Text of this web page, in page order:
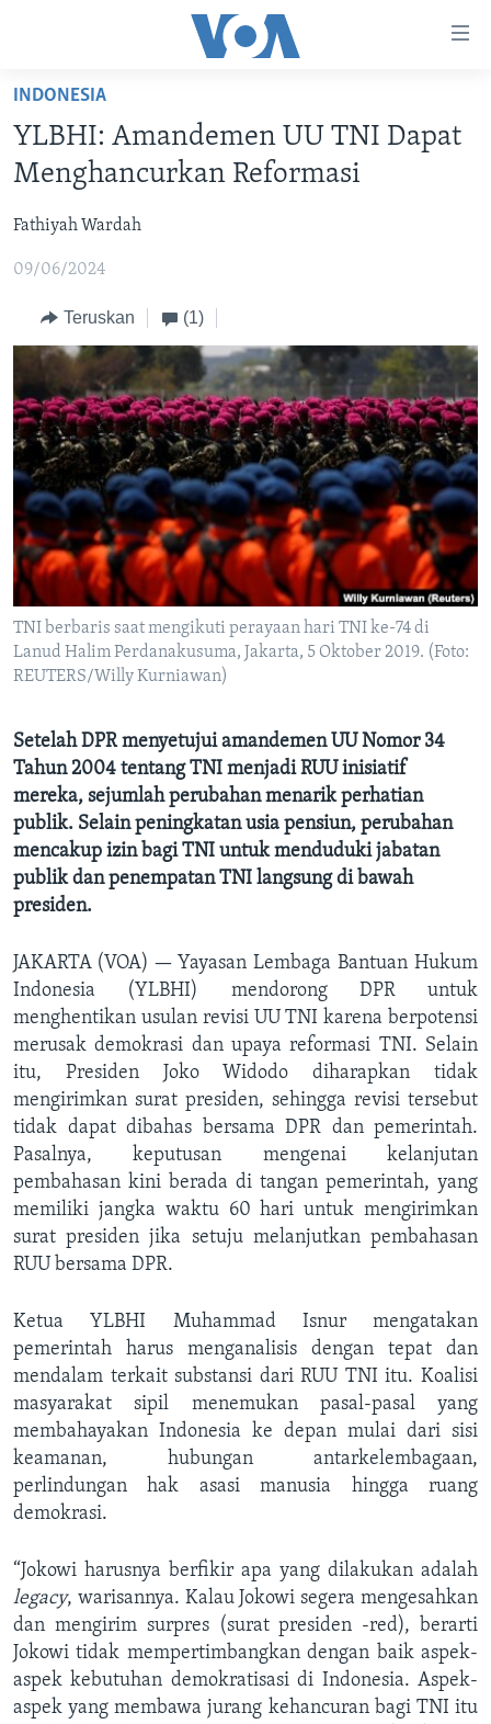
Akses
Lanjut
ke
Konten
Lanjut
ke
Utama
Lanjut
Pencarian
POLYGRAPH
DAFTAR PROGRAM
Learning English
IKUTI KAMI
Bahasa-bahasa
INDONESIA
YLBHI: Amandemen UU TNI Dapat
Menghancurkan Reformasi
Fathiyah Wardah
09/06/2024
Teruskan (1)
TNI berbaris saat mengikuti perayaan hari TNI ke-74 di
Lanud Halim Perdanakusuma, Jakarta, 5 Oktober 2019. (Foto:
REUTERS/Willy Kurniawan)
Setelah DPR menyetujui amandemen UU Nomor 34
Tahun 2004 tentang TNI menjadi RUU inisiatif
mereka, sejumlah perubahan menarik perhatian
publik. Selain peningkatan usia pensiun, perubahan
mencakup izin bagi TNI untuk menduduki jabatan
publik dan penempatan TNI langsung di bawah
presiden.
JAKARTA (VOA) — Yayasan Lembaga Bantuan Hukum
Indonesia (YLBHI) mendorong DPR untuk
menghentikan usulan revisi UU TNI karena berpotensi
merusak demokrasi dan upaya reformasi TNI. Selain
itu, Presiden Joko Widodo diharapkan tidak
mengirimkan surat presiden, sehingga revisi tersebut
tidak dapat dibahas bersama DPR dan pemerintah.
Pasalnya, keputusan mengenai kelanjutan
pembahasan kini berada di tangan pemerintah, yang
memiliki jangka waktu 60 hari untuk mengirimkan
surat presiden jika setuju melanjutkan pembahasan
RUU bersama DPR.
Ketua YLBHI Muhammad Isnur mengatakan
pemerintah harus menganalisis dengan tepat dan
mendalam terkait substansi dari RUU TNI itu. Koalisi
masyarakat sipil menemukan pasal-pasal yang
membahayakan Indonesia ke depan mulai dari sisi
keamanan, hubungan antarkelembagaan,
perlindungan hak asasi manusia hingga ruang
demokrasi.
“Jokowi harusnya berfikir apa yang dilakukan adalah
legacy, warisannya. Kalau Jokowi segera mengesahkan
dan mengirim surpres (surat presiden -red), berarti
Jokowi tidak mempertimbangkan dengan baik aspek-
aspek kebutuhan demokratisasi di Indonesia. Aspek-
aspek yang membawa jurang kehancuran bagi TNI itu